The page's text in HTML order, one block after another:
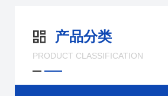
产品分类
PRODUCT CLASSIFICATION